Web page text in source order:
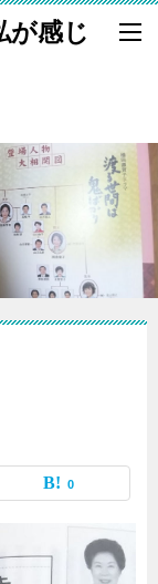
が感じ
0